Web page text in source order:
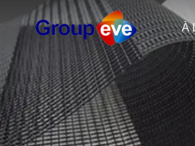
À